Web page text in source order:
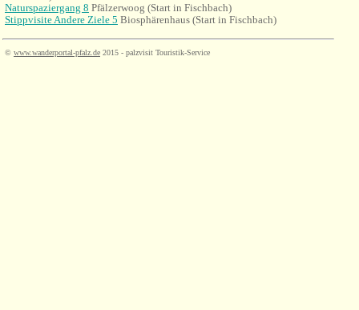
Naturspaziergang 8 Pfälzerwoog (Start in Fischbach)
Stippvisite Andere Ziele 5 Biosphärenhaus (Start in Fischbach)
© www.wanderportal-pfalz.de 2015 - palzvisit Touristik-Service